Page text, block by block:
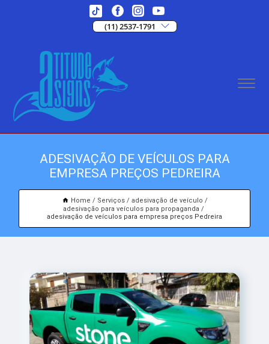
(11) 2537-1791
ADESIVAÇÃO DE VEÍCULOS PARA
EMPRESA PREÇOS PEDREIRA
Home Serviços
adesivação de veículo
adesivação para veículos para propaganda
adesivação de veículos para empresa preços Pedreira